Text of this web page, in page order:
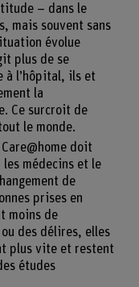
– dans le
mais souvent sans
évolue
plus de se
à l’hôpital, ils et
la
Ce surcroit de
le monde.
doit
médecins et le
de
prises en
moins de
des délires, elles
plus vite et restent
études